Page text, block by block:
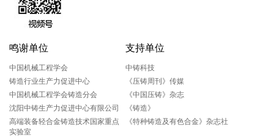
鸣谢单位
中国机械工程学会
铸造行业生产力促进中心
中国机械工程学会铸造分会
沈阳中铸生产力促进中心有限公司
高端装备轻合金铸造技术国家重点
实验室
支持单位
中铸科技
《压铸周刊》传媒
《中国压铸》杂志
《铸造》
《特种铸造及有色合金》杂志社